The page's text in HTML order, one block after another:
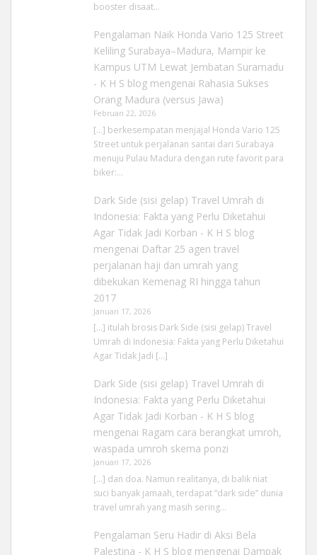
booster disaat…
Pengalaman Naik Honda Vario 125 Street
Keliling Surabaya–Madura, Mampir ke
Kampus UTM Lewat Jembatan Suramadu
- K H S blogmengenai Rahasia Sukses
Orang Madura (versus Jawa)
Februari 22, 2026
[…] berkesempatan menjajal Honda Vario 125
Street untuk perjalanan santai dari Surabaya
menuju Pulau Madura dengan rute favorit para
biker:…
Dark Side (sisi gelap) Travel Umrah di
Indonesia: Fakta yang Perlu Diketahui
Agar Tidak Jadi Korban - K H S blog
mengenai Daftar 25 agen travel
perjalanan haji dan umrah yang
dibekukan Kemenag RI hingga tahun
2017
Januari 17, 2026
[…] itulah brosis Dark Side (sisi gelap) Travel
Umrah di Indonesia: Fakta yang Perlu Diketahui
Agar Tidak Jadi […]
Dark Side (sisi gelap) Travel Umrah di
Indonesia: Fakta yang Perlu Diketahui
Agar Tidak Jadi Korban - K H S blog
mengenai Ragam cara berangkat umroh,
waspada umroh skema ponzi
Januari 17, 2026
[…] dan doa. Namun realitanya, di balik niat
suci banyak jamaah, terdapat “dark side” dunia
travel umrah yang masih sering…
Pengalaman Seru Hadir di Aksi Bela
Palestina - K H S blogmengenai Dampak